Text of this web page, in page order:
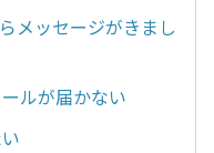
メッセージがきまし
ルが届かない